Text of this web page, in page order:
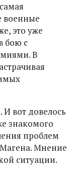
военные
это уже
бою с
В
вот довелось
знакомого
проблем
Мнение
ситуации.